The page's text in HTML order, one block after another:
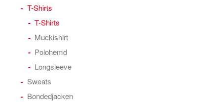
T-Shirts
T-Shirts
Muckishirt
Polohemd
Longsleeve
Sweats
Bondedjacken